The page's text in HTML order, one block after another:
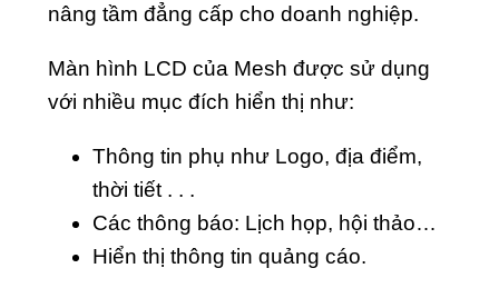
nâng tầm đẳng cấp cho doanh nghiệp.
Màn hình LCD của Mesh được sử dụng
với nhiều mục đích hiển thị như:
Thông tin phụ như Logo, địa điểm,
thời tiết . . .
Các thông báo: Lịch họp, hội thảo…
Hiển thị thông tin quảng cáo.